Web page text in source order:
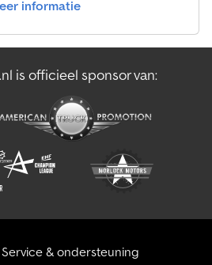
informatie
is officieel sponsor van:
Service & ondersteuning